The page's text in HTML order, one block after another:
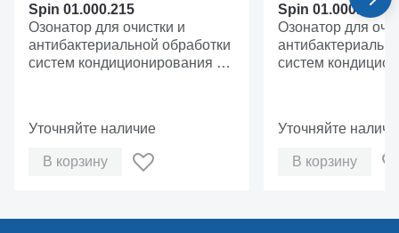
Spin 01.000.215
Озонатор для очистки и
антибактериальной обработки
систем кондиционирования с
Уточняйте наличие
В корзину
Spin 01.000.269
Озонатор для
систем
Уточняйте
В корзину